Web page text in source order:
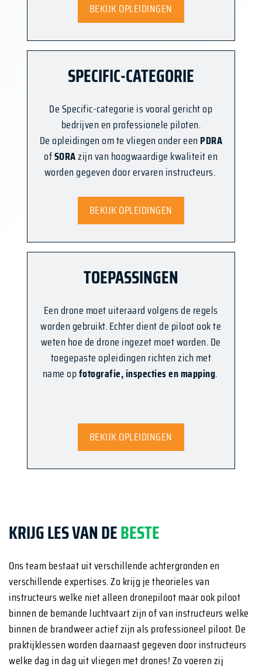
BEKIJK OPLEIDINGEN
SPECIFIC-CATEGORIE
De Specific-categorie is vooral gericht op
bedrijven en professionele piloten.
De opleidingen om te vliegen onder een PDRA
ofSORAzijn van hoogwaardige kwaliteit en
worden gegeven door ervaren instructeurs.
BEKIJK OPLEIDINGEN
TOEPASSINGEN
Een drone moet uiteraard volgens de regels
worden gebruikt. Echter dient de piloot ook te
weten hoe de drone ingezet moet worden. De
toegepaste opleidingen richten zich met
name opfotografie, inspecties en mapping.
BEKIJK OPLEIDINGEN
KRIJG LES VAN DEBESTE
Ons team bestaat uit verschillende achtergronden en
verschillende expertises. Zo krijg je theorieles van
instructeurs welke niet alleen dronepiloot maar ook piloot
binnen de bemande luchtvaart zijn of van instructeurs welke
binnen de brandweer actief zijn als professioneel piloot. De
praktijklessen worden daarnaast gegeven door instructeurs
welke dag in dag uit vliegen met drones! Zo voeren zij